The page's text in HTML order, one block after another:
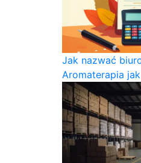
Jak nazwać
Aromaterapia